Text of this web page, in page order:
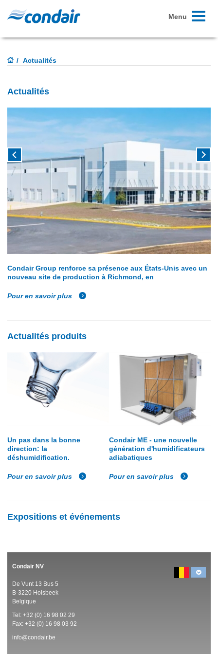
Toggle
Menu
Actualités
Actualités
Condair Group renforce sa présence aux États-Unis avec un
nouveau site de production à Richmond, en
Pour en savoir plus
Actualités produits
Un pas dans la bonne
direction: la
déshumidification.
Pour en savoir plus
Condair ME - une nouvelle
génération d'humidificateurs
adiabatiques
Pour en savoir plus
Expositions et événements
Condair NV
De Vunt 13 Bus 5
B-3220 Holsbeek
Belgique
Tel: +32 (0) 16 98 02 29
Fax: +32 (0) 16 98 03 92
info@condair.be